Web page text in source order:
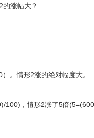
的涨幅大？
。情形2涨的绝对幅度大。
100)，情形2涨了5倍